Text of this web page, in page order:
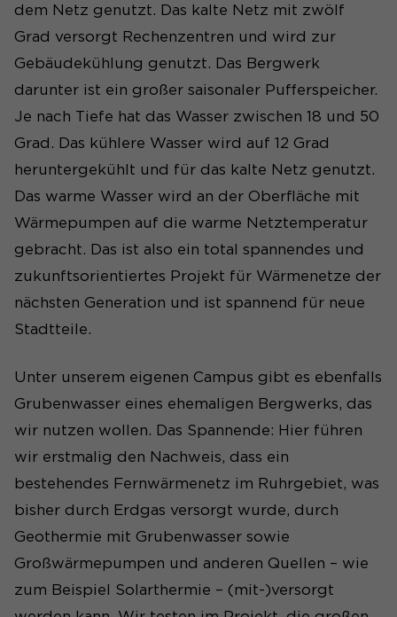
dem Netz genutzt. Das kalte Netz mit zwölf
Grad versorgt Rechenzentren und wird zur
Gebäudekühlung genutzt. Das Bergwerk
darunter ist ein großer saisonaler Pufferspeicher.
Je nach Tiefe hat das Wasser zwischen 18 und 50
Grad. Das kühlere Wasser wird auf 12 Grad
heruntergekühlt und für das kalte Netz genutzt.
Das warme Wasser wird an der Oberfläche mit
Wärmepumpen auf die warme Netztemperatur
gebracht. Das ist also ein total spannendes und
zukunftsorientiertes Projekt für Wärmenetze der
nächsten Generation und ist spannend für neue
Stadtteile.
Unter unserem eigenen Campus gibt es ebenfalls
Grubenwasser eines ehemaligen Bergwerks, das
wir nutzen wollen. Das Spannende: Hier führen
wir erstmalig den Nachweis, dass ein
bestehendes Fernwärmenetz im Ruhrgebiet, was
bisher durch Erdgas versorgt wurde, durch
Geothermie mit Grubenwasser sowie
Großwärmepumpen und anderen Quellen – wie
zum Beispiel Solarthermie – (mit-)versorgt